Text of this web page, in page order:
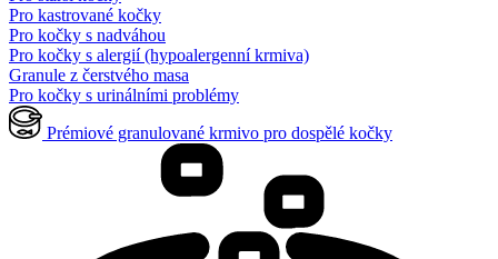
Pro kastrované kočky
Pro kočky s nadváhou
Pro kočky s alergií (hypoalergenní krmiva)
Granule z čerstvého masa
Pro kočky s urinálními problémy
Prémiové granulované krmivo pro dospělé kočky